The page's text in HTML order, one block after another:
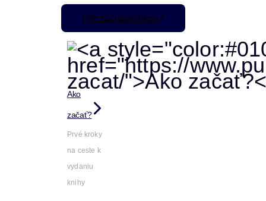
Pre začiatočníkov
Ako
začať?
Prvé kroky
na ceste k
vydaniu
knihy